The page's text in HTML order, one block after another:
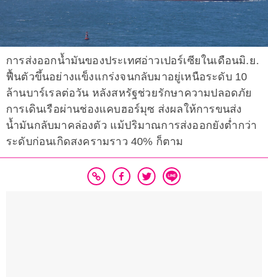
การส่งออกน้ำมันของประเทศอ่าวเปอร์เซียในเดือนมิ.ย.
ฟื้นตัวขึ้นอย่างแข็งแกร่งจนกลับมาอยู่เหนือระดับ 10
ล้านบาร์เรลต่อวัน หลังสหรัฐช่วยรักษาความปลอดภัย
การเดินเรือผ่านช่องแคบฮอร์มุซ ส่งผลให้การขนส่ง
น้ำมันกลับมาคล่องตัว แม้ปริมาณการส่งออกยังต่ำกว่า
ระดับก่อนเกิดสงครามราว 40% ก็ตาม